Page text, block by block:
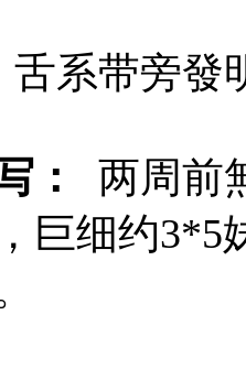
舌系带旁發
：
两周前
巨细约3*5